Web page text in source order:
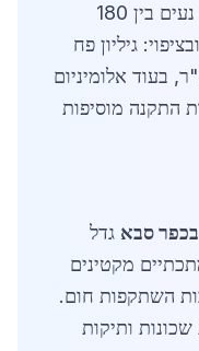
אלומיניום מצופה ואבץ. מחירים נעים בין 180
גיליון פח
220 ש"ח למ"ר, בעוד אלומיניום
ש"ח. עלויות התקנה מוסיפות
סבא גדל
מקטינים
בקיץ בזכות השתקפות חום.
ותיקות